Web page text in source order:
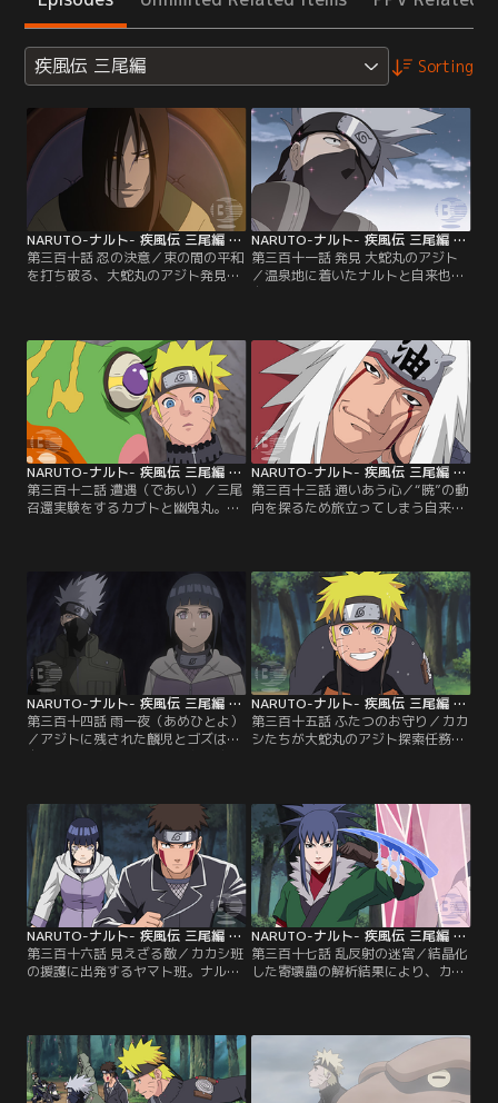
疾風伝 三尾編 Sorting
NARUTO-ナルト- 疾風伝 三尾編 第310話
第三百十話 忍の決意／束の間の平和
を打ち破る、大蛇丸のアジト発見の
術を伝授してもらうため、ともに温
泉郷へと旅立つ。その頃、遠く離れ
た地では大蛇丸の女配下、紅蓮が大
蛇丸から与えられた任務遂行のた
め、部下の選抜を開始する。【提
供：バンダイチャンネル】
NARUTO-ナルト- 疾風伝 三尾編 第311話
第三百十一話 発見 大蛇丸のアジト
／温泉地に着いたナルトと自来也。
自来也はナルトに風遁螺旋手裏剣に
せされたのは、三年間の修業期間で
ナルトと決定的にウマがあわなかっ
た忍ガマのガマ力さんだった。一
方、紅蓮の後をひそかに追尾するカ
カシたちだが…。【提供：バンダイ
チャンネル】
NARUTO-ナルト- 疾風伝 三尾編 第312話
第三百十二話 遭遇（であい）／三尾
召還実験をするカブトと幽鬼丸。消
マ吉、ガマ竜とのコラボ忍術修業に
励んでいた。敵とは知らず、幽鬼丸
との出会いを果たすナルト。その
頃、紅蓮たちの追尾を続けるカカシ
は戦況の変化を伝えるため、木ノ葉
へ伝令を放つ。【提供：バンダイチ
ャンネル】
NARUTO-ナルト- 疾風伝 三尾編 第313話
第三百十三話 通いあう心／“暁”の動
向を探るため旅立ってしまう自来
方、大蛇丸配下の者たちの探索を続
けるカカシたちだったが、シノが晶
遁で死滅したと思われていた寄壊蟲
の生き残りの気配を察知する。シノ
は皆と別れ、蟲の探索を開始する
が…。【提供：バンダイチャンネ
ル】
NARUTO-ナルト- 疾風伝 三尾編 第314話
第三百十四話 雨一夜（あめひとよ）
／アジトに残された麟児とゴズは、
自分たちを追尾する忍の存在を感じ
カシたち。両勢力は互いの存在を意
識しつつ、動きを探りあうことに。
その頃、幽鬼丸を連れて部下の元に
急ぐ紅蓮だったが、道中、幽鬼丸が
熱を出し看病せざるを得なくなって
しまう。【提供：バンダイチャンネ
ル】
NARUTO-ナルト- 疾風伝 三尾編 第315話
第三百十五話 ふたつのお守り／カカ
シたちが大蛇丸のアジト探索任務に
流するが、シノは晶遁に対する免疫
を持つ寄壊蟲を増やすため、一度戦
線を離脱することに。引き続き探索
続行を決意するキバとヒナタに、カ
カシが提案した新たなる追尾手段と
は…。【提供：バンダイチャンネ
ル】
NARUTO-ナルト- 疾風伝 三尾編 第316話
第三百十六話 見えざる敵／カカシ班
の援護に出発するヤマト班。ナルト
を続けていたカカシたちだが、間一
髪の差で気取られ、そのまま紅蓮配
下たちとの予定外の戦闘へとなだれ
込んでしまう。【提供：バンダイチ
NARUTO-ナルト- 疾風伝 三尾編 第317話
第三百十七話 乱反射の迷宮／結晶化
した寄壊蟲の解析結果により、カカ
た探索班だが、シノの寄壊蟲の包囲
網ごと、結界忍術に捕らわれてしま
う。それは紅蓮の翠晶迷宮の術だっ
た。その頃、カカシ班を追いかける